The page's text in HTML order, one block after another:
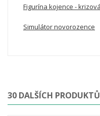
Figurína kojence -
Simulátor novorozence
30 DALŠÍCH